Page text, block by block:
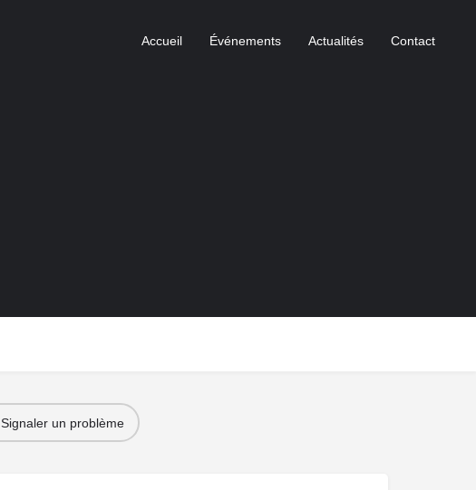
Accueil Événements Actualités Contact
Signaler un problème